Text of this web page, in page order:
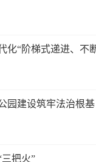
化“阶梯式递进、不
园建设筑牢法治根基
把火”